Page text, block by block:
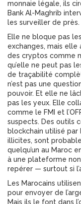
monnaie légale, ils
Bank Al-Maghrib
les surveiller de près.
Elle ne bloque pas
exchanges, mais
des cryptos comme
qu’elle ne peut pas
de traçabilité
n’est pas une
pouvoir. Et elle ne
pas les yeux. Elle
comme le FMI et
suspects. Des outils
blockchain utilisé
illicites, sont
quelqu’un au Maroc
à une plateforme
repérer — surtout si
Les Marocains
pour envoyer de
Mais ils le font dans